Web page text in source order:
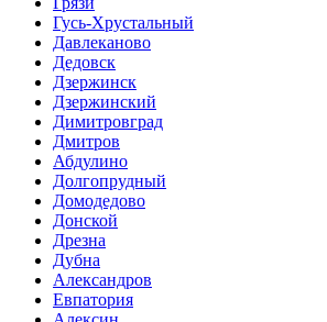
Гусь-Хрустальный
Давлеканово
Дедовск
Дзержинск
Дзержинский
Димитровград
Дмитров
Абдулино
Долгопрудный
Домодедово
Донской
Дрезна
Дубна
Александров
Евпатория